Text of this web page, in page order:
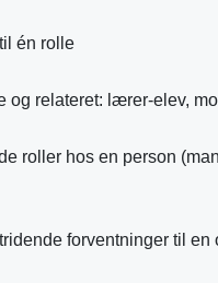
én rolle
og relateret: lærer-elev,
roller hos en person
forventninger til en